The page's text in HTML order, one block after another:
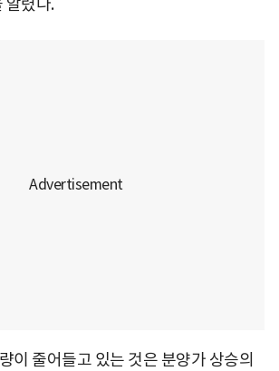
이 줄어들고 있는 것은 분양가 상승의